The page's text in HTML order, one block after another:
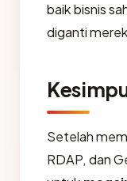
baik bisnis
diganti
Setelah
RDAP, dan